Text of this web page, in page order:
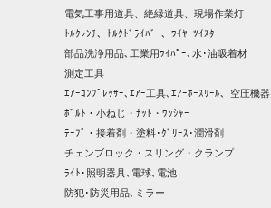
電気工事用道具、絶縁道具、現場作業灯
ﾄﾙｸﾚﾝﾁ、ﾄﾙｸﾄﾞﾗｲﾊﾞｰ、ﾜｲﾔｰﾂｲｽﾀｰ
部品洗浄用品､工業用ﾜｲﾊﾟｰ､水･油吸着材
測定工具
ｴｱｰｺﾝﾌﾟﾚｯｻｰ､ｴｱｰ工具､ｴｱｰﾎｰｽﾘｰﾙ、空圧機器
ﾎﾞﾙﾄ・小ねじ・ﾅｯﾄ・ﾜｯｼｬｰ
ﾃｰﾌﾟ・接着剤・塗料･ｸﾞﾘｰｽ･潤滑剤
チェンブロック・スリング・クランプ
ﾗｲﾄ･照明器具､電球､電池
防犯･防災用品､ミラー